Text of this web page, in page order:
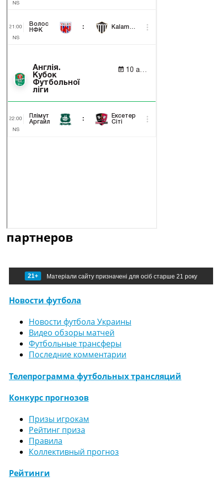
партнеров
21+ Матеріали сайту призначені для осіб старше 21 року
Новости футбола
Новости футбола Украины
Видео обзоры матчей
Футбольные трансферы
Последние комментарии
Телепрограмма футбольных трансляций
Конкурс прогнозов
Призы игрокам
Рейтинг приза
Правила
Коллективный прогноз
Рейтинги